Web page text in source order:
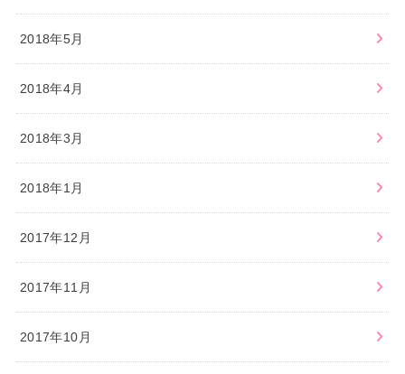
2018年5月
2018年4月
2018年3月
2018年1月
2017年12月
2017年11月
2017年10月